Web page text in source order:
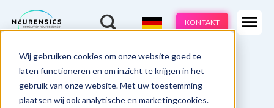
Wij gebruiken cookies om onze website goed te
laten functioneren en om inzicht te krijgen in het
gebruik van onze website. Met uw toestemming
plaatsen wij ook analytische en marketingcookies.
Expertisen
Branchen
Methoden
KONTAKT
Webinar -Do 13 aug | 10:00 - 11:00u